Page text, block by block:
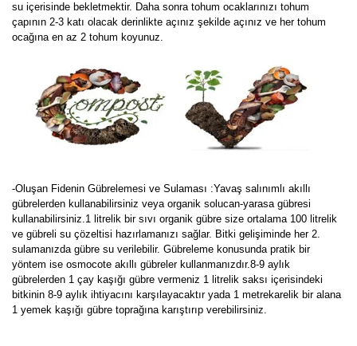
su içerisinde bekletmektir. Daha sonra tohum ocaklarınızı tohum
çapının 2-3 katı olacak derinlikte açınız şekilde açınız ve her tohum
ocağına en az 2 tohum koyunuz.
-Oluşan Fidenin Gübrelemesi ve Sulaması :Yavaş salınımlı akıllı
gübrelerden kullanabilirsiniz veya organik solucan-yarasa gübresi
kullanabilirsiniz.1 litrelik bir sıvı organik gübre size ortalama 100 litrelik
ve gübreli su çözeltisi hazırlamanızı sağlar. Bitki gelişiminde her 2.
sulamanızda gübre su verilebilir. Gübreleme konusunda pratik bir
yöntem ise osmocote akıllı gübreler kullanmanızdır.8-9 aylık
gübrelerden 1 çay kaşığı gübre vermeniz 1 litrelik saksı içerisindeki
bitkinin 8-9 aylık ihtiyacını karşılayacaktır yada 1 metrekarelik bir alana
1 yemek kaşığı gübre toprağına karıştırıp verebilirsiniz.